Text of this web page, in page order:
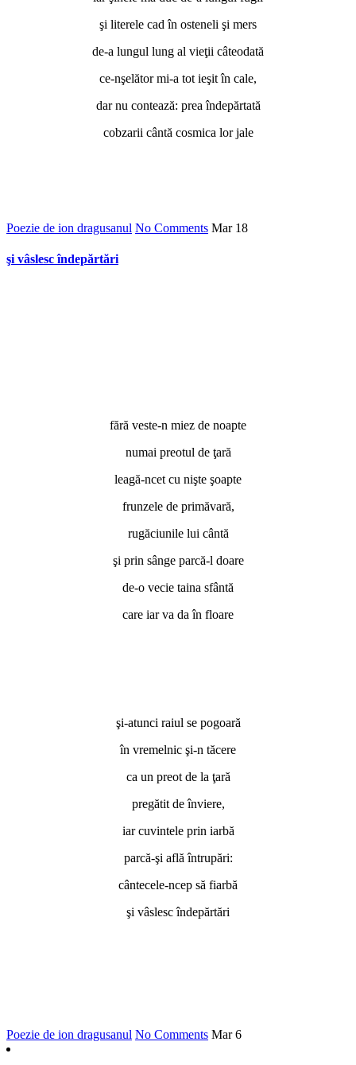
şi literele cad în osteneli şi mers
de-a lungul lung al vieţii câteodată
ce-nşelător mi-a tot ieşit în cale,
dar nu contează: prea îndepărtată
cobzarii cântă cosmica lor jale
Poezie de ion dragusanul No Comments Mar 18
şi vâslesc îndepărtări
fără veste-n miez de noapte
numai preotul de ţară
leagă-ncet cu nişte şoapte
frunzele de primăvară,
rugăciunile lui cântă
şi prin sânge parcă-l doare
de-o vecie taina sfântă
care iar va da în floare
şi-atunci raiul se pogoară
în vremelnic şi-n tăcere
ca un preot de la ţară
pregătit de înviere,
iar cuvintele prin iarbă
parcă-şi află întrupări:
cântecele-ncep să fiarbă
şi vâslesc îndepărtări
Poezie de ion dragusanul No Comments Mar 6